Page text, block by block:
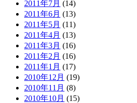
2011年7月 (14)
2011年6月 (13)
2011年5月 (11)
2011年4月 (13)
2011年3月 (16)
2011年2月 (16)
2011年1月 (17)
2010年12月 (19)
2010年11月 (8)
2010年10月 (15)